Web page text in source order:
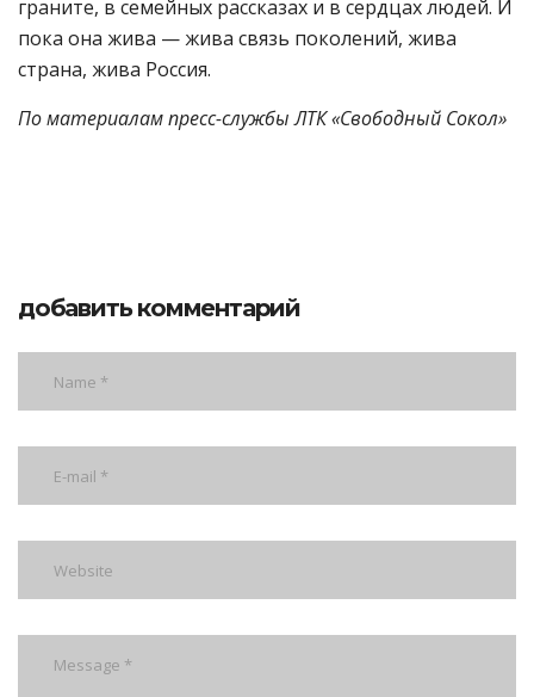
граните, в семейных рассказах и в сердцах людей. И
пока она жива — жива связь поколений, жива
страна, жива Россия.
По материалам пресс-службы ЛТК «Свободный Сокол»
добавить комментарий